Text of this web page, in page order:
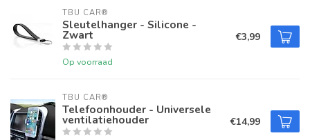
TBU CAR®
Sleutelhanger - Silicone -
Zwart
Op voorraad
€3,99
TBU CAR®
Telefoonhouder - Universele
ventilatiehouder €14,99